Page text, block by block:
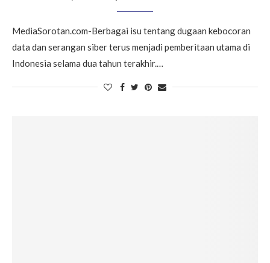
MediaSorotan.com-Berbagai isu tentang dugaan kebocoran
data dan serangan siber terus menjadi pemberitaan utama di
Indonesia selama dua tahun terakhir.…